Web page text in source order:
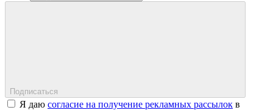
Подписаться
Я даю согласие на получение рекламных рассылок в